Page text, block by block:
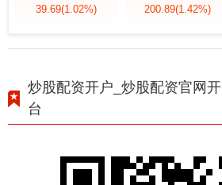
39.69(1.02%) 200.89(1.42%)
炒股配资开户_炒股配资官网
台